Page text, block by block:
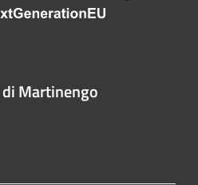
Martinengo